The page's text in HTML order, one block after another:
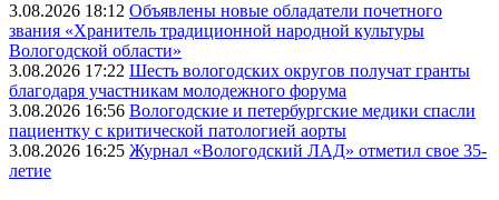
3.08.2026 18:12 Объявлены новые обладатели почетного
звания «Хранитель традиционной народной культуры
Вологодской области»
3.08.2026 17:22 Шесть вологодских округов получат гранты
благодаря участникам молодежного форума
3.08.2026 16:56 Вологодские и петербургские медики спасли
пациентку с критической патологией аорты
3.08.2026 16:25 Журнал «Вологодский ЛАД» отметил свое 35-
летие